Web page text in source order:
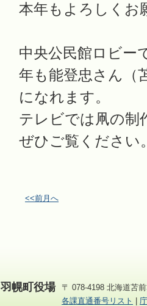
本年もよろしくお
中央公民館ロビー
年も能登忠さん（
になれます。
テレビでは凧の制
ぜひご覧ください
<<前月へ
羽幌町役場
〒 078-4198 北海道苫
各課直通番号リスト